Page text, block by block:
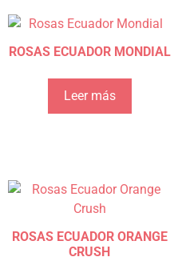
ROSAS ECUADOR MONDIAL
Leer más
ROSAS ECUADOR ORANGE
CRUSH